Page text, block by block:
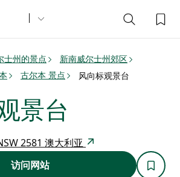
士州的景点
新南威尔士州郊区
古尔本 景点 风向标观景台
景台
2581 澳大利亚
访问网站